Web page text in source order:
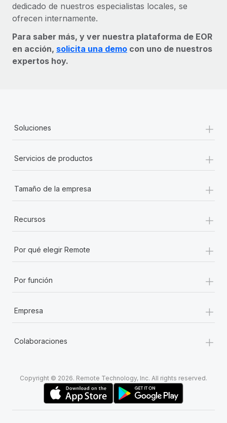
dedicado de nuestros especialistas locales, se
ofrecen internamente.
Para saber más, y ver nuestra plataforma de EOR
en acción, solicita una demo con uno de nuestros
expertos hoy.
Soluciones +
Servicios de productos +
Tamaño de la empresa +
Recursos +
Por qué elegir Remote +
Por función +
Empresa +
Colaboraciones +
Copyright © 2026. Remote Technology, Inc. All rights reserved.